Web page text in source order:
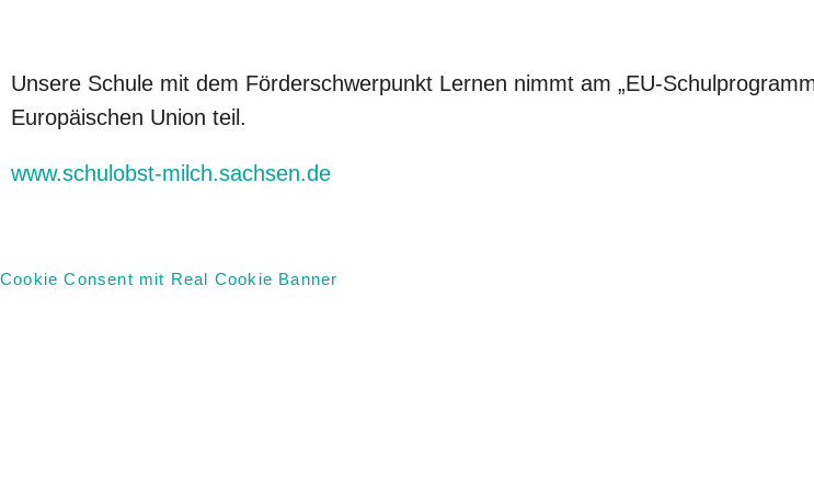
Unsere Schule mit dem Förderschwerpunkt Lernen nimmt am „EU-
Europäischen Union teil.
www.schulobst-milch.sachsen.de
Cookie Consent mit Real Cookie Banner